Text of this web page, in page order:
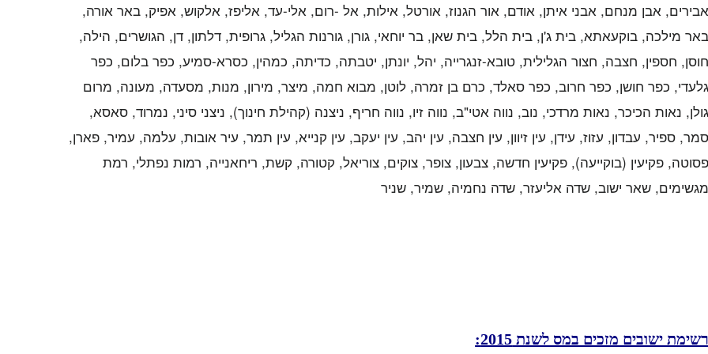
אבירים, אבן מנחם, אבני איתן, אודם, אור הגנוז, אורטל, אילות, אל -רום, אלי-עד, אליפז, אלקוש, אפיק, באר אורה,
באר מילכה, בוקעאתא, בית ג'ן, בית הלל, בית שאן, בר יוחאי, גורן, גורנות הגליל, גרופית, דלתון, דן, הגושרים, הילה,
חוסן, חספין, חצבה, חצור הגלילית, טובא-זנגרייה, יהל, יונתן, יטבתה, כדיתה, כמהין, כסרא-סמיע, כפר בלום, כפר
גלעדי, כפר חושן, כפר חרוב, כפר סאלד, כרם בן זמרה, לוטן, מבוא חמה, מיצר, מירון, מנות, מסעדה, מעונה, מרום
גולן, נאות הכיכר, נאות מרדכי, נוב, נווה אטי"ב, נווה זיו, נווה חריף, ניצנה (קהילת חינוך), ניצני סיני, נמרוד, סאסא,
סמר, ספיר, עבדון, עזוז, עידן, עין זיוון, עין חצבה, עין יהב, עין יעקב, עין קנייא, עין תמר, עיר אובות, עלמה, עמיר, פארן,
פסוטה, פקיעין (בוקייעה), פקיעין חדשה, צבעון, צופר, צוקים, צוריאל, קטורה, קשת, ריחאנייה, רמות נפתלי, רמת
מגשימים, שאר ישוב, שדה אליעזר, שדה נחמיה, שמיר, שניר
רשימת ישובים מזכים במס לשנת 2015: